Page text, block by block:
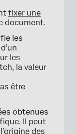
fixer une
document.
les
les
la valeur
être
obtenues
Il peut
des